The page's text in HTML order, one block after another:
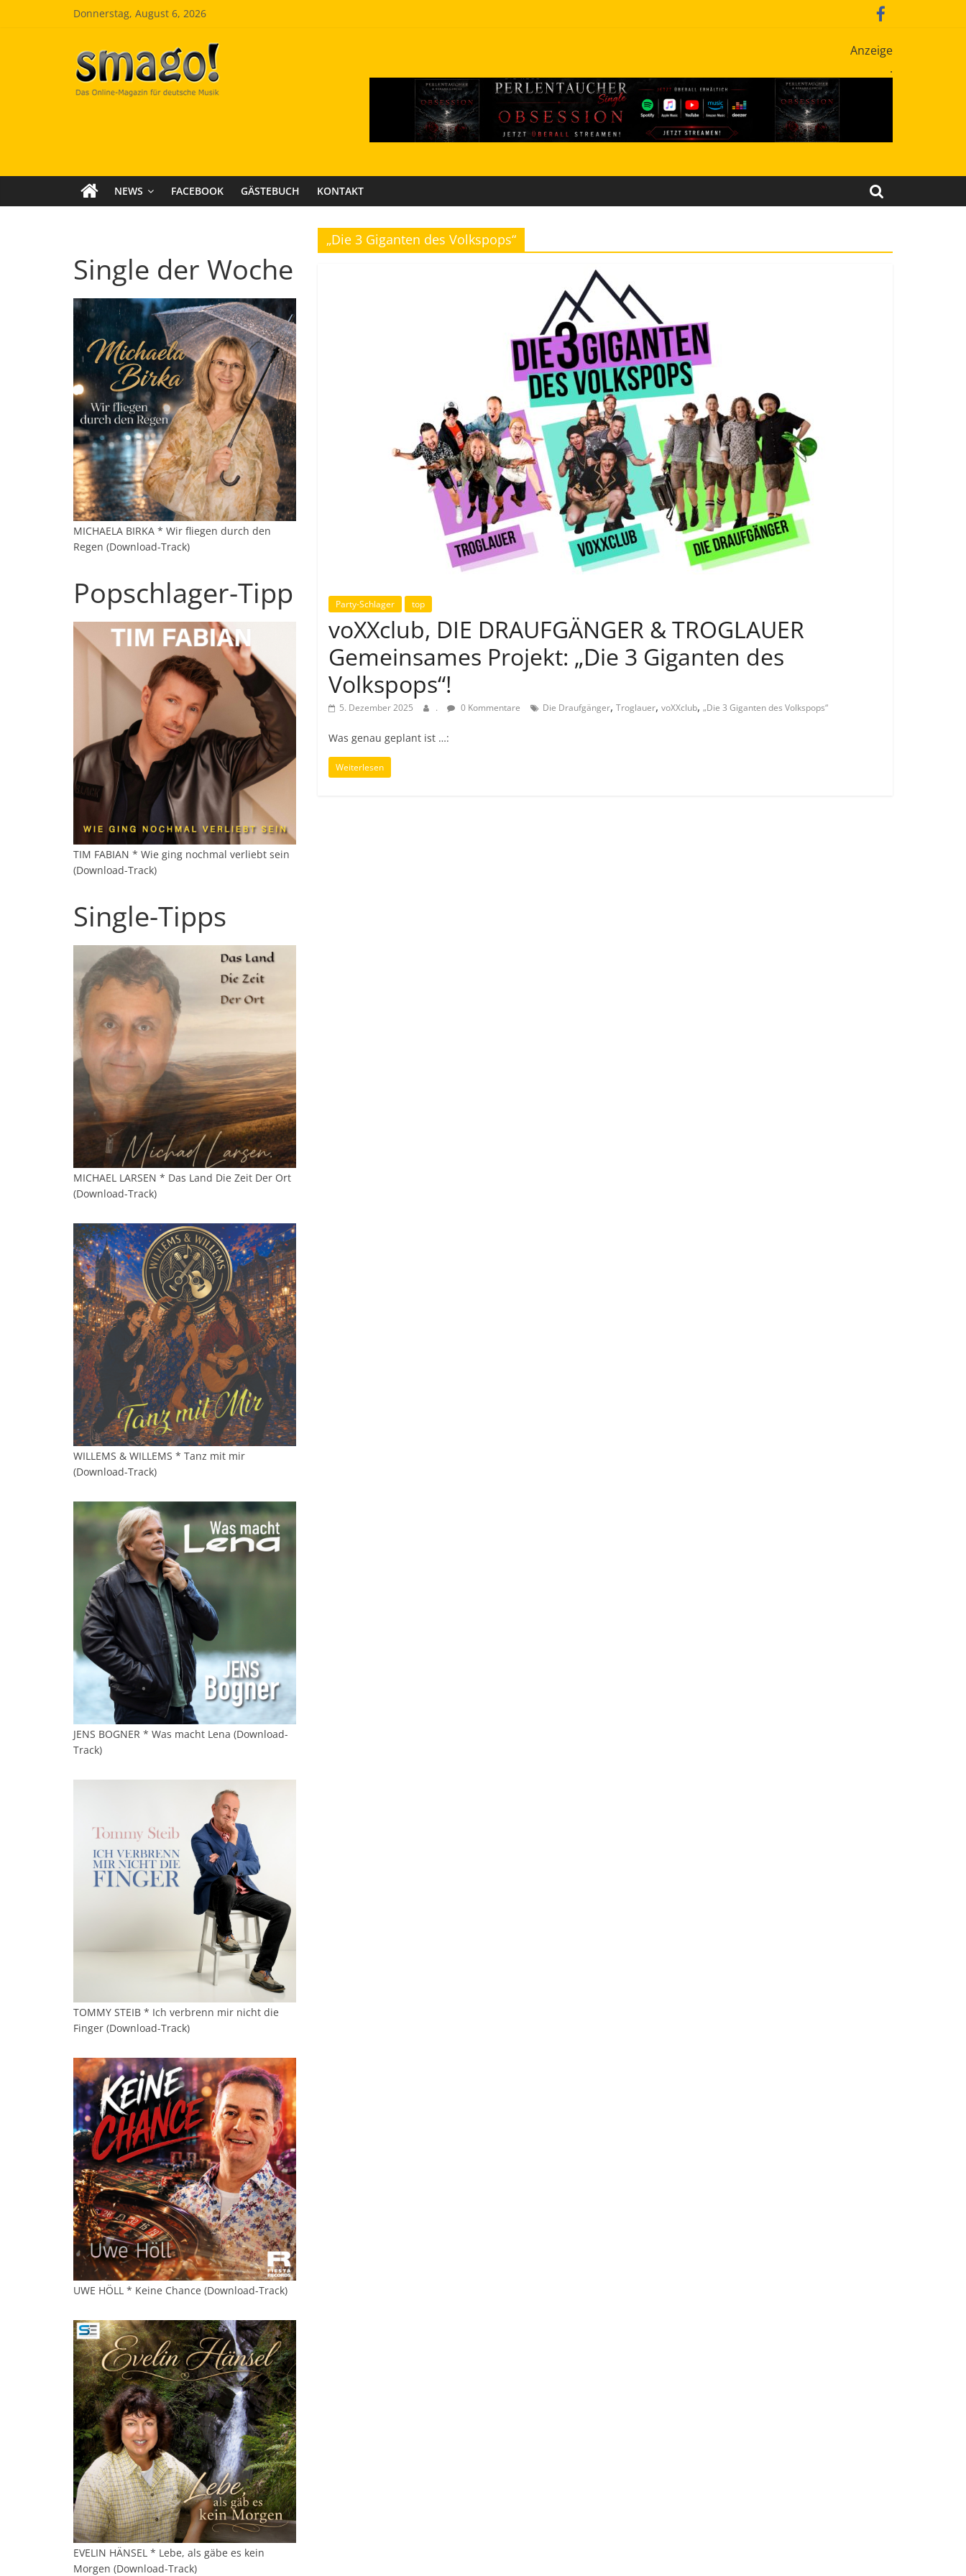
Donnerstag, August 6, 2026
Smago
SchlagerMAGazinOnline
Anzeige
.
NEWS FACEBOOK GÄSTEBUCH KONTAKT
„Die 3 Giganten des Volkspops“
Party-Schlager top
voXXclub, DIE DRAUFGÄNGER & TROGLAUER
Gemeinsames Projekt: „Die 3 Giganten des
Volkspops“!
5. Dezember 2025 . 0 Kommentare Die Draufgänger, Troglauer, voXXclub, „Die 3 Giganten des Volkspops“
Was genau geplant ist …:
Weiterlesen
Single der Woche
MICHAELA BIRKA * Wir fliegen durch den
Regen (Download-Track)
Popschlager-Tipp
TIM FABIAN * Wie ging nochmal verliebt sein
(Download-Track)
Single-Tipps
MICHAEL LARSEN * Das Land Die Zeit Der Ort
(Download-Track)
WILLEMS & WILLEMS * Tanz mit mir
(Download-Track)
JENS BOGNER * Was macht Lena (Download-
Track)
TOMMY STEIB * Ich verbrenn mir nicht die
Finger (Download-Track)
UWE HÖLL * Keine Chance (Download-Track)
EVELIN HÄNSEL * Lebe, als gäbe es kein
Morgen (Download-Track)